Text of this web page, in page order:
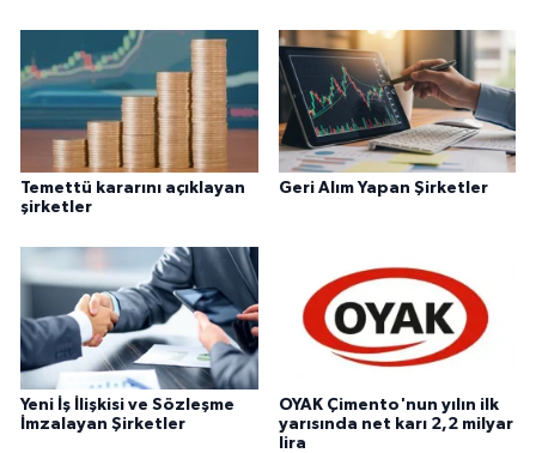
Temettü kararını açıklayan
şirketler
Geri Alım Yapan Şirketler
Yeni İş İlişkisi ve Sözleşme
İmzalayan Şirketler
OYAK Çimento'nun yılın ilk
yarısında net karı 2,2 milyar
lira